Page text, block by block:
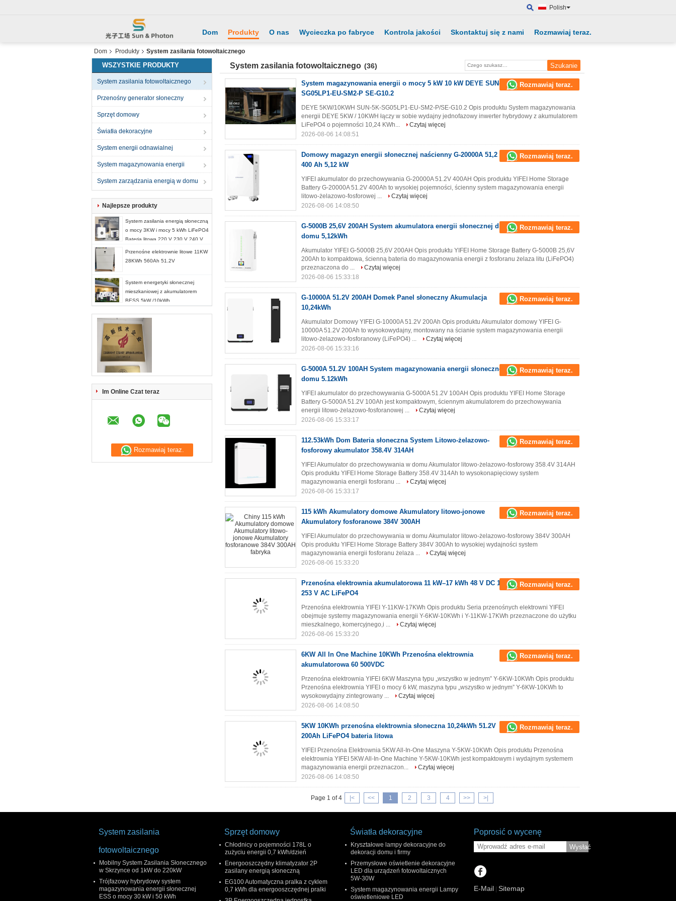
Polish
Dom Produkty O nas Wycieczka po fabryce Kontrola jakości Skontaktuj się z nami Rozmawiaj teraz.
Dom Produkty System zasilania fotowoltaicznego
WSZYSTKIE PRODUKTY
System zasilania fotowoltaicznego
Przenośny generator słoneczny
Sprzęt domowy
Światła dekoracyjne
System energii odnawialnej
System magazynowania energii
System zarządzania energią w domu
Najlepsze produkty
System zasilania energią słoneczną
o mocy 3KW i mocy 5 kWh LiFePO4
Bateria litowa 220 V 230 V 240 V
Przenośne elektrownie litowe 11KW
28KWh 560Ah 51.2V
System energetyki słonecznej
mieszkaniowej z akumulatorem
BESS 5kW /10kWh
Im Online Czat teraz
Rozmawiaj teraz.
System zasilania fotowoltaicznego (36)
System magazynowania energii o mocy 5 kW 10 kW DEYE SUN-5K-
SG05LP1-EU-SM2-P SE-G10.2
Rozmawiaj teraz.
DEYE 5KW/10KWH SUN-5K-SG05LP1-EU-SM2-P/SE-G10.2 Opis produktu System magazynowania
energii DEYE 5KW / 10KWH łączy w sobie wydajny jednofazowy inwerter hybrydowy z akumulatorem
LiFePO4 o pojemności 10,24 KWh...
Czytaj więcej
2026-08-06 14:08:51
Domowy magazyn energii słonecznej naścienny G-20000A 51,2 V
400 Ah 5,12 kW
Rozmawiaj teraz.
YIFEI akumulator do przechowywania G-20000A 51.2V 400AH Opis produktu YIFEI Home Storage
Battery G-20000A 51.2V 400Ah to wysokiej pojemności, ścienny system magazynowania energii
litowo-żelazowo-fosforowej ...
Czytaj więcej
2026-08-06 14:08:50
G-5000B 25,6V 200AH System akumulatora energii słonecznej dla
domu 5,12kWh
Rozmawiaj teraz.
Akumulator YIFEI G-5000B 25,6V 200AH Opis produktu YIFEI Home Storage Battery G-5000B 25,6V
200Ah to kompaktowa, ścienną bateria do magazynowania energii z fosforanu żelaza litu (LiFePO4)
przeznaczona do ...
Czytaj więcej
2026-08-06 15:33:18
G-10000A 51.2V 200AH Domek Panel słoneczny Akumulacja
10,24kWh
Rozmawiaj teraz.
Akumulator Domowy YIFEI G-10000A 51.2V 200Ah Opis produktu Akumulator domowy YIFEI G-
10000A 51.2V 200Ah to wysokowydajny, montowany na ścianie system magazynowania energii
litowo-żelazowo-fosforanowy (LiFePO4) ...
Czytaj więcej
2026-08-06 15:33:16
G-5000A 51.2V 100AH System magazynowania energii słonecznej w
domu 5.12kWh
Rozmawiaj teraz.
YIFEI akumulator do przechowywania G-5000A 51.2V 100AH Opis produktu YIFEI Home Storage
Battery G-5000A 51.2V 100Ah jest kompaktowym, ściennym akumulatorem do przechowywania
energii litowo-żelazowo-fosforanowej ...
Czytaj więcej
2026-08-06 15:33:17
112.53kWh Dom Bateria słoneczna System Litowo-żelazowo-
fosforowy akumulator 358.4V 314AH
Rozmawiaj teraz.
YIFEI Akumulator do przechowywania w domu Akumulator litowo-żelazowo-fosforowy 358.4V 314AH
Opis produktu YIFEI Home Storage Battery 358.4V 314Ah to wysokonapięciowy system
magazynowania energii fosforanu ...
Czytaj więcej
2026-08-06 15:33:17
115 kWh Akumulatory domowe Akumulatory litowo-jonowe
Akumulatory fosforanowe 384V 300AH
Rozmawiaj teraz.
YIFEI Akumulator do przechowywania w domu Akumulator litowo-żelazowo-fosforowy 384V 300AH
Opis produktu YIFEI Home Storage Battery 384V 300Ah to wysokiej wydajności system
magazynowania energii fosforanu żelaza ...
Czytaj więcej
2026-08-06 15:33:20
Przenośna elektrownia akumulatorowa 11 kW–17 kWh 48 V DC 195–
253 V AC LiFePO4
Rozmawiaj teraz.
Przenośna elektrownia YIFEI Y-11KW-17KWh Opis produktu Seria przenośnych elektrowni YIFEI
obejmuje systemy magazynowania energii Y-6KW-10KWh i Y-11KW-17KWh przeznaczone do użytku
mieszkalnego, komercyjnego,i ...
Czytaj więcej
2026-08-06 15:33:20
6KW All In One Machine 10KWh Przenośna elektrownia
akumulatorowa 60 500VDC
Rozmawiaj teraz.
Przenośna elektrownia YIFEI 6KW Maszyna typu „wszystko w jednym” Y-6KW-10KWh Opis produktu
Przenośna elektrownia YIFEI o mocy 6 kW, maszyna typu „wszystko w jednym” Y-6KW-10KWh to
wysokowydajny zintegrowany ...
Czytaj więcej
2026-08-06 14:08:50
5KW 10KWh przenośna elektrownia słoneczna 10,24kWh 51.2V
200Ah LiFePO4 bateria litowa
Rozmawiaj teraz.
YIFEI Przenośna Elektrownia 5KW All-In-One Maszyna Y-5KW-10KWh Opis produktu Przenośna
elektrownia YIFEI 5KW All-In-One Machine Y-5KW-10KWh jest kompaktowym i wydajnym systemem
magazynowania energii przeznaczon...
Czytaj więcej
2026-08-06 14:08:50
Page 1 of 4 < << 1 2 3 4 >> >
System zasilania
fotowoltaicznego
Mobilny System Zasilania Słonecznego
w Skrzynce od 1kW do 220kW
Trójfazowy hybrydowy system
magazynowania energii słonecznej
ESS o mocy 30 kW i 50 kWh
Sprzęt domowy
Chłodnicy o pojemności 178L o
zużyciu energii 0,7 kWh/dzień
Energooszczędny klimatyzator 2P
zasilany energią słoneczną
EG100 Automatyczna pralka z cyklem
0,7 kWh dla energooszczędnej pralki
Światła dekoracyjne
Kryształowe lampy dekoracyjne do
dekoracji domu i firmy
Przemysłowe oświetlenie dekoracyjne
LED dla urządzeń fotowoltaicznych
5W-30W
System magazynowania energii Lampy
oświetleniowe LED
Poprosić o wycenę
Wysłać
E-Mail Sitemap